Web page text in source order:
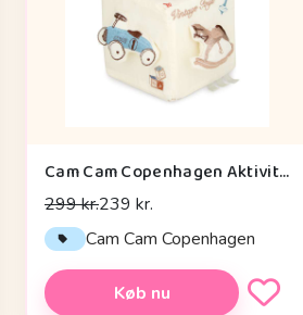
Cam Cam Copenhagen Aktivitetsterning - OCS - Vintage Toys
299 kr.239 kr.
Cam Cam Copenhagen
Køb nu